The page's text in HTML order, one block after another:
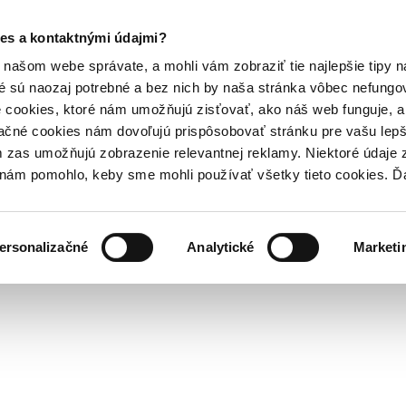
a kontaktnými údajmi?
webe správate, a mohli vám zobraziť tie najlepšie tipy
sú naozaj potrebné a bez nich by naša stránka vôbec
ktoré nám umožňujú zisťovať, ako náš web funguje,
cookies nám dovoľujú prispôsobovať stránku pre vašu
umožňujú zobrazenie relevantnej reklamy. Niektoré údaje
pomohlo, keby sme mohli používať všetky tieto cookies.
Analytické